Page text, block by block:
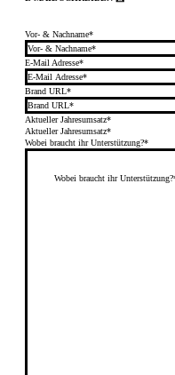
Vor- & Nachname*
E-Mail Adresse*
Brand URL*
Aktueller Jahresumsatz*
Aktueller Jahresumsatz*
Wobei braucht ihr Unterstützung?*